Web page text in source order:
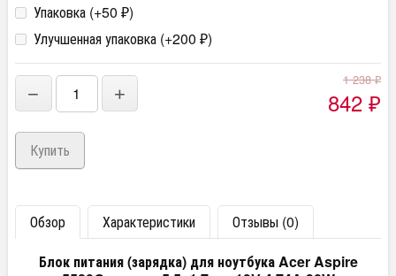
Упаковка (+50 ₽)
Улучшенная упаковка (+200 ₽)
− +
1 238₽
842 ₽
Обзор Характеристики
Отзывы (0)
Блок питания (зарядка) для ноутбука Acer Aspire